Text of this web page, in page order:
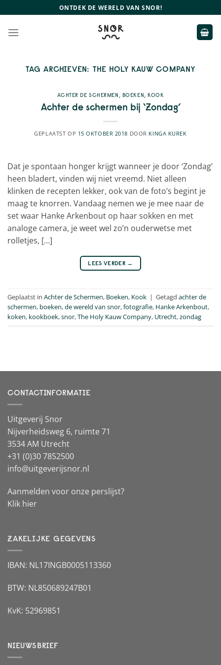
naar
inhoud
ONTDEK DE WERELD VAN SNOR!
TAG ARCHIEVEN:THE HOLY KAUW COMPANY
ACHTER DE SCHERMEN , BOEKEN, KOOK
Achter de schermen bij ‘Zondag’
GEPLAATST OP 15 OKTOBER 2018 DOOR KINGA KUREK
Dat je spontaan honger krijgt wanneer je door ‘Zondag’
heen bladert, vinden wij niet vreemd. Niet alleen
klinken de recepten lekker, ook van de foto’s begint je
maag te knorren. Vandaag nemen we je mee naar de
set waar Hanke Arkenbout op haar sokken en met
analoge camera, je weet wel zo’n ouderwetse met
rolletjes, […]
LEES VERDER →
Geplaatst in Achter de Schermen, Boeken, Kook | Getagd achter de
schermen, boeken,de wereld van snor,fotografie, Hanke Arkenbout,
koken, kookboek,snor,The Holy Kauw Company, Utrecht,zondag
CONTACTINFORMATIE
Uitgeverij Snor
Nijverheidsweg 6, ruimte 71
3534 AM Utrecht
+31 (0)30 7852500
info@uitgeverijsnor.nl
Aanmelden voor onze perslijst?
Klik hier
ZAKELIJKE GEGEVENS
IBAN: NL17INGB0005113360
BTW: NL850689247B01
KvK: 52969851
NIEUWSBRIEF